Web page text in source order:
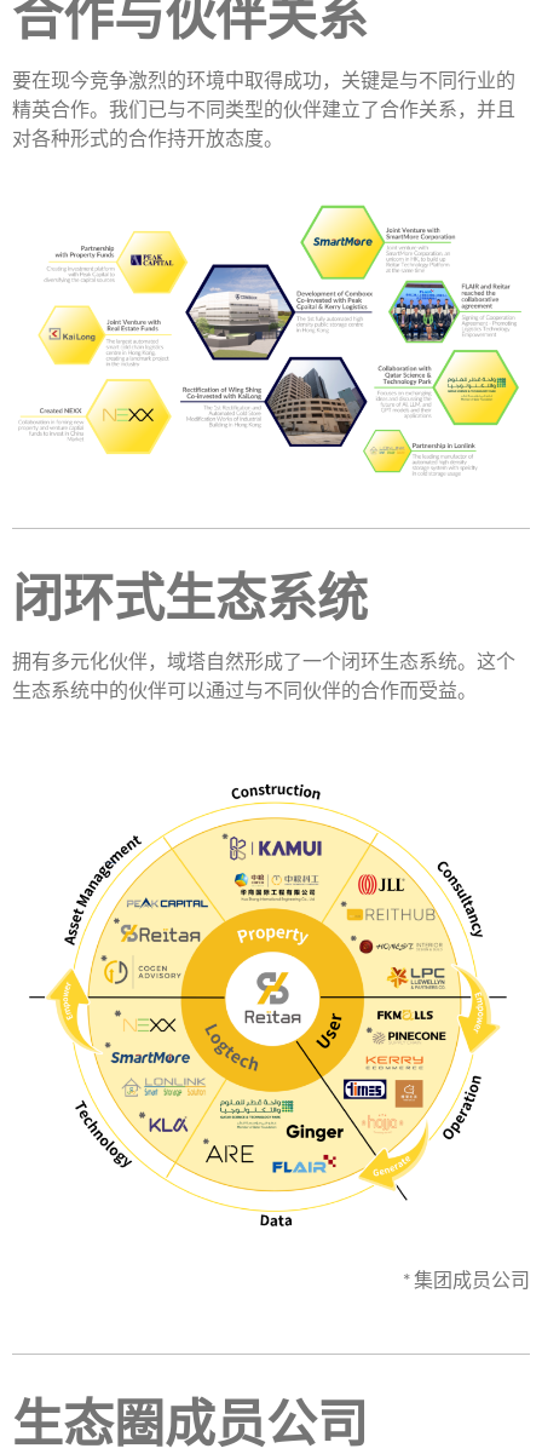
合作与伙伴关系
要在现今竞争激烈的环境中取得成功，关键是与不同行业的
精英合作。我们已与不同类型的伙伴建立了合作关系，并且
对各种形式的合作持开放态度。
闭环式生态系统
拥有多元化伙伴，域塔自然形成了一个闭环生态系统。这个
生态系统中的伙伴可以通过与不同伙伴的合作而受益。
* 集团成员公司
生态圈成员公司